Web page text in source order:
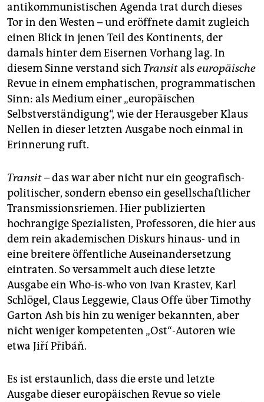
antikommunistischen Agenda trat durch dieses
Tor in den Westen – und eröffnete damit zugleich
einen Blick in jenen Teil des Kontinents, der
damals hinter dem Eisernen Vorhang lag. In
diesem Sinne verstand sich Transitals europäische
Revue in einem emphatischen, programmatischen
Sinn: als Medium einer „europäischen
Selbstverständigung“, wie der Herausgeber Klaus
Nellen in dieser letzten Ausgabe noch einmal in
Erinnerung ruft.
Transit– das war aber nicht nur ein geografisch-
politischer, sondern ebenso ein gesellschaftlicher
Transmissionsriemen. Hier publizierten
hochrangige Spezialisten, Professoren, die hier aus
dem rein akademischen Diskurs hinaus- und in
eine breitere öffentliche Auseinandersetzung
eintraten. So versammelt auch diese letzte
Ausgabe ein Who-is-who von Ivan Krastev, Karl
Schlögel, Claus Leggewie, Claus Offe über Timothy
Garton Ash bis hin zu weniger bekannten, aber
nicht weniger kompetenten „Ost“-Autoren wie
etwa Jiří Přibáň.
Es ist erstaunlich, dass die erste und letzte
Ausgabe dieser europäischen Revue so viele